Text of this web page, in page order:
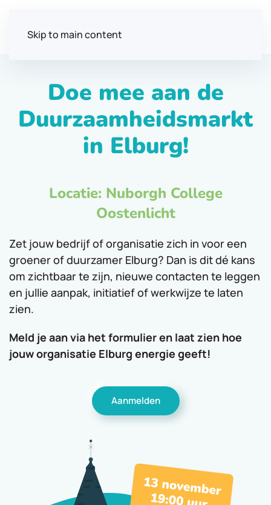
Skip to main content
Doe mee aan de
Duurzaamheidsmarkt
in Elburg!
Locatie: Nuborgh College
Oostenlicht
Zet jouw bedrijf of organisatie zich in voor een
groener of duurzamer Elburg? Dan is dit dé kans
om zichtbaar te zijn, nieuwe contacten te leggen
en jullie aanpak, initiatief of werkwijze te laten
zien.
Meld je aan via het formulier en laat zien hoe
jouw organisatie Elburg energie geeft!
Aanmelden